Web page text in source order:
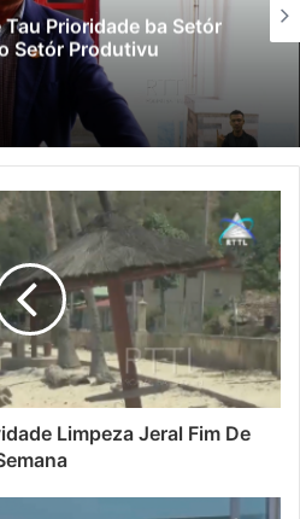
Ajuda Autoridade
Autór Kriminozu ho
Iha Estranjeiru
Limpeza Jeral Fim De